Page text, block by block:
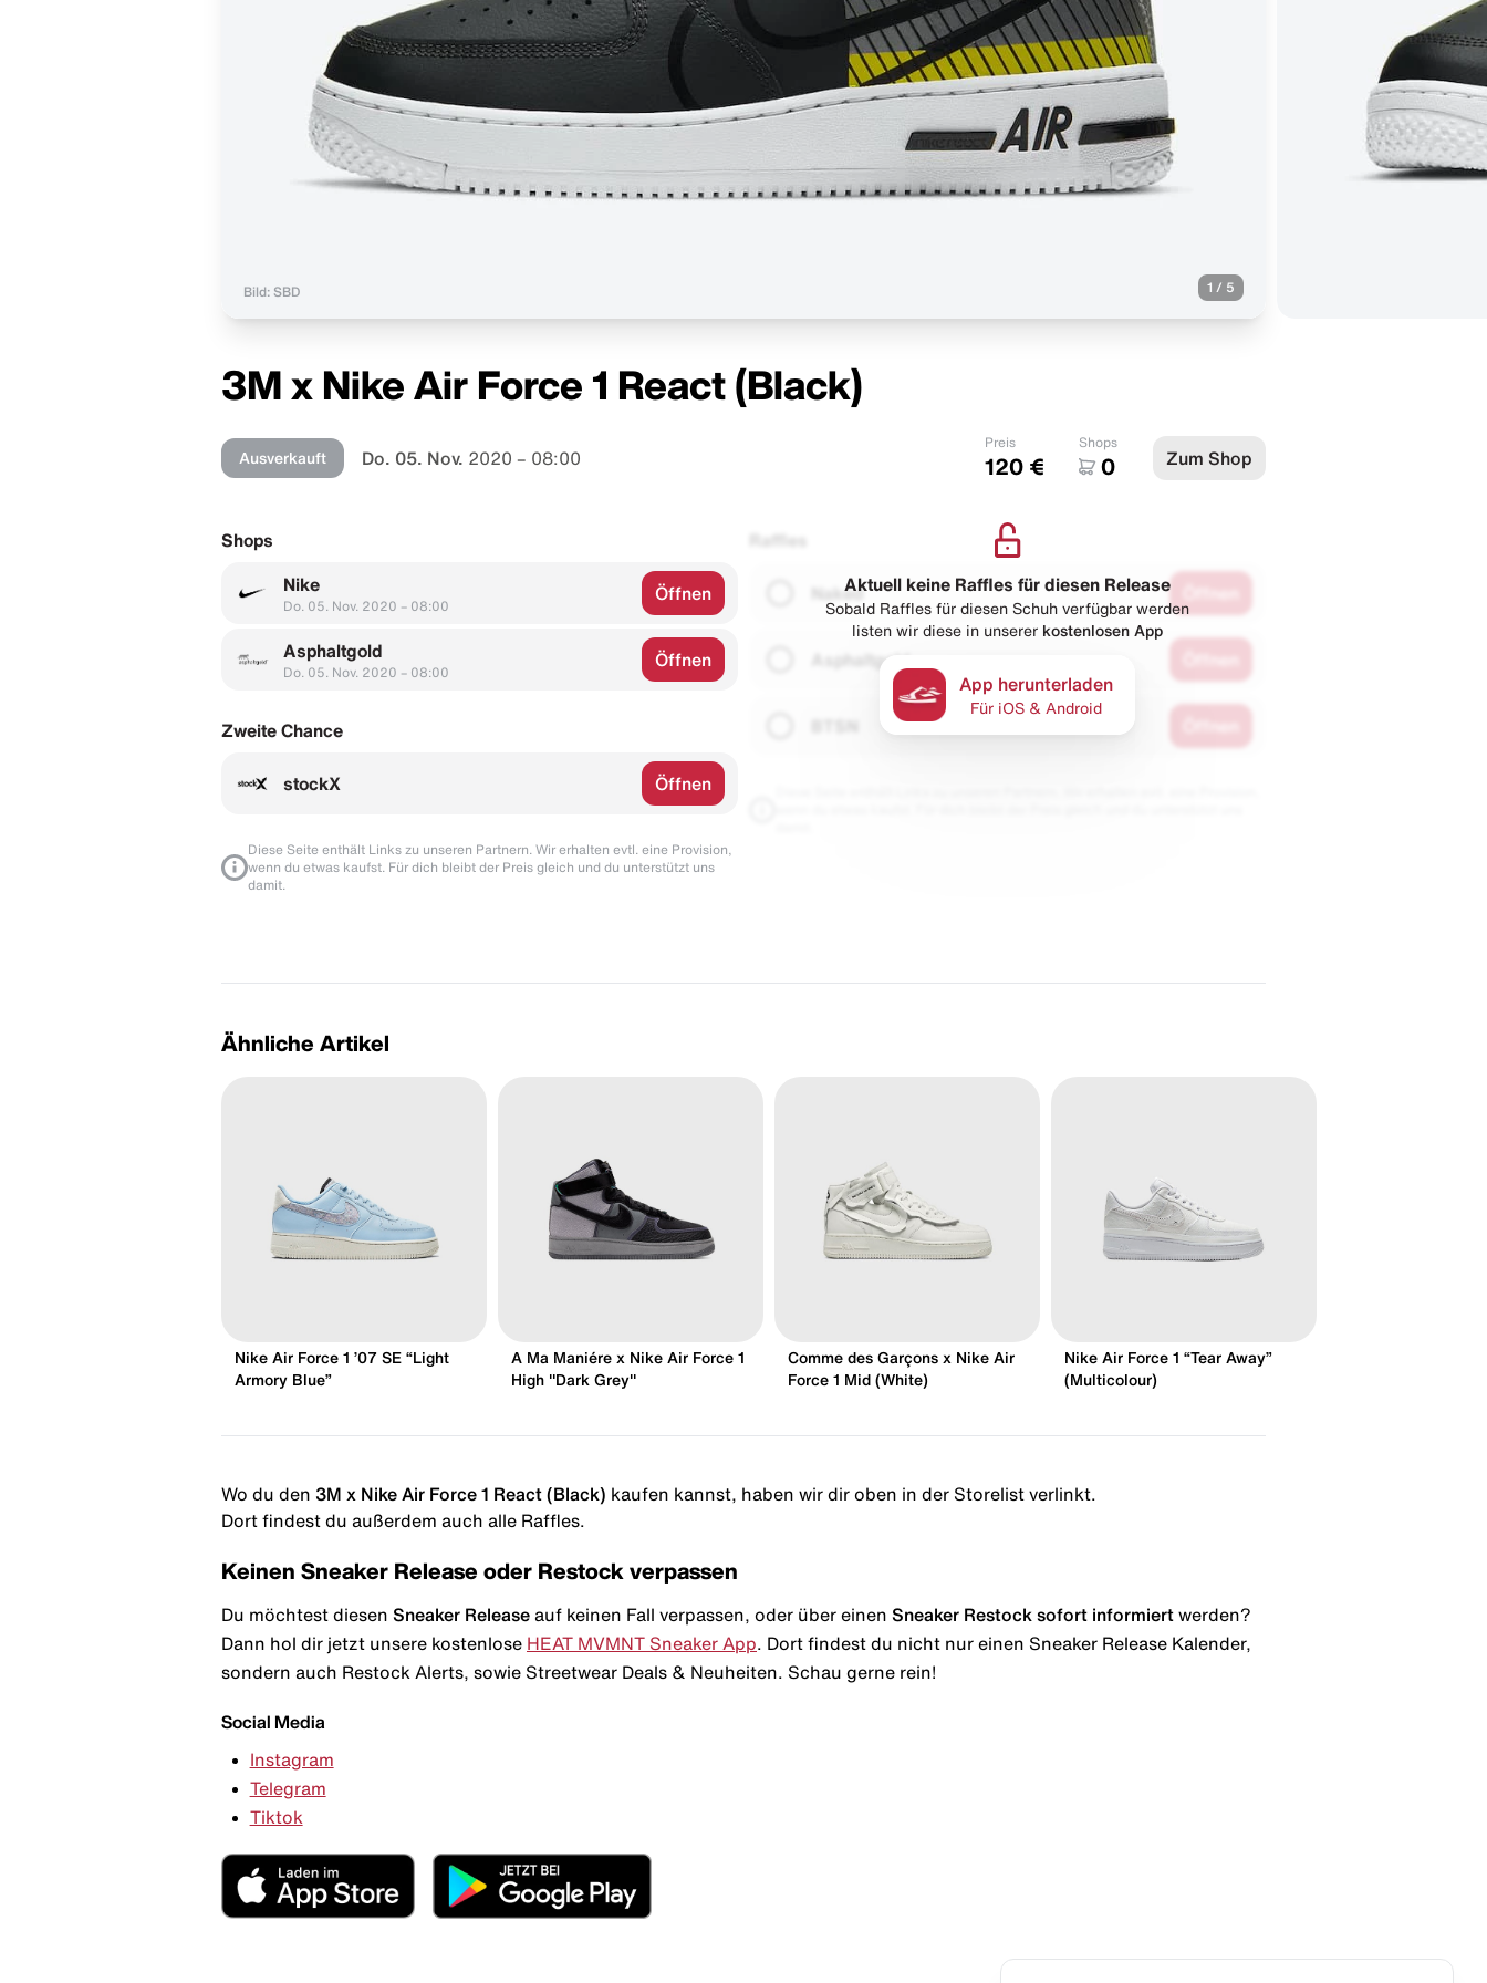
Bild: SBD 1 / 5
3M x Nike Air Force 1 React (Black)
Ausverkauft Do. 05. Nov. 2020 – 08:00
Preis
120 €
Shops
0 Zum Shop
Shops
Nike
Do. 05. Nov. 2020 – 08:00
Öffnen
Asphaltgold
Do. 05. Nov. 2020 – 08:00
Öffnen
Zweite Chance
stockX Öffnen
Diese Seite enthält Links zu unseren Partnern. Wir erhalten evtl. eine Provision,
wenn du etwas kaufst. Für dich bleibt der Preis gleich und du unterstützt uns
damit.
Raffles
Naked
Asphaltgold
Aktuell keine Raffles für diesen Release
Sobald Raffles für diesen Schuh verfügbar werden
listen wir diese in unserer kostenlosen App
App herunterladen
Für iOS & Android
Ähnliche Artikel
Nike Air Force 1 ’07 SE “Light
Armory Blue”
A Ma Maniére x Nike Air Force 1
High "Dark Grey"
Comme des Garçons x Nike Air
Force 1 Mid (White)
Nike Air Force 1 “Tear Away”
(Multicolour)
Wo du den 3M x Nike Air Force 1 React (Black) kaufen kannst, haben wir dir oben in der Storelist verlinkt.
Dort findest du außerdem auch alle Raffles.
Keinen Sneaker Release oder Restock verpassen
Du möchtest diesen Sneaker Release auf keinen Fall verpassen, oder über einen Sneaker Restock sofort informiert werden?
Dann hol dir jetzt unsere kostenlose HEAT MVMNT Sneaker App . Dort findest du nicht nur einen Sneaker Release Kalender,
sondern auch Restock Alerts, sowie Streetwear Deals & Neuheiten. Schau gerne rein!
Social Media
Instagram
Telegram
Tiktok